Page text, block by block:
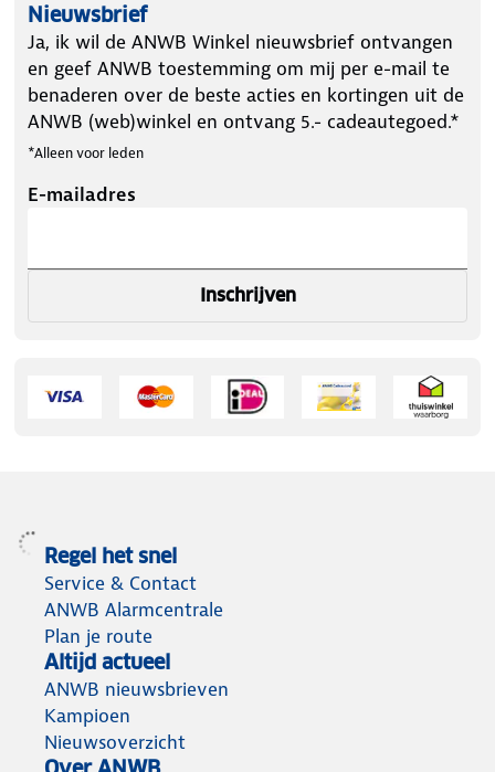
Nieuwsbrief
Ja, ik wil de ANWB Winkel nieuwsbrief ontvangen
en geef ANWB toestemming om mij per e-mail te
benaderen over de beste acties en kortingen uit de
ANWB (web)winkel en ontvang 5.- cadeautegoed.*
*Alleen voor leden
E-mailadres
Inschrijven
Regel het snel
Service & Contact
ANWB Alarmcentrale
Plan je route
Altijd actueel
ANWB nieuwsbrieven
Kampioen
Nieuwsoverzicht